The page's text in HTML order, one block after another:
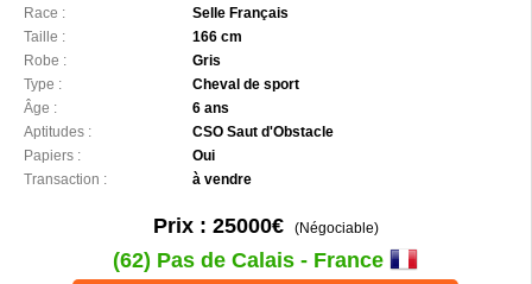
Race :
Selle Français
Taille :
166 cm
Robe :
Gris
Type :
Cheval de sport
Âge :
6 ans
Aptitudes :
CSO Saut d'Obstacle
Papiers :
Oui
Transaction :
à vendre
Prix : 25000€(Négociable)
(62) Pas de Calais - France